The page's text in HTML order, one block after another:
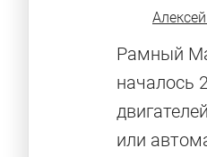
Рамный
началось
или